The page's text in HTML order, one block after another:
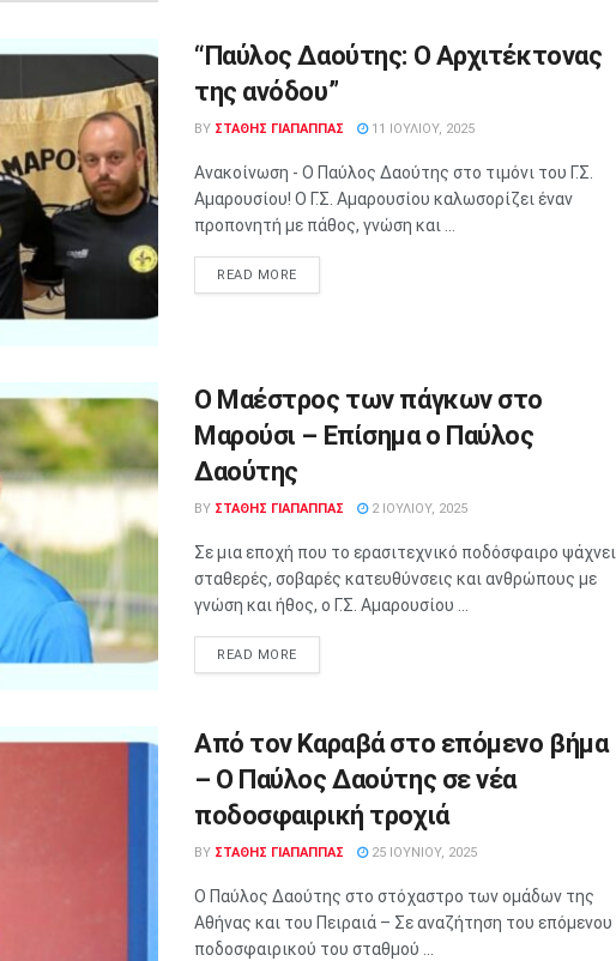
“Παύλος Δαούτης: Ο Αρχιτέκτονας
της ανόδου”
BY ΣΤΑΘΗΣ ΓΊΑΠΑΠΠΑΣ 11 ΙΟΥΛΊΟΥ, 2025
Ανακοίνωση - Ο Παύλος Δαούτης στο τιμόνι του Γ.Σ.
Αμαρουσίου! Ο Γ.Σ. Αμαρουσίου καλωσορίζει έναν
προπονητή με πάθος, γνώση και ...
READ MORE
Ο Μαέστρος των πάγκων στο
Μαρούσι – Επίσημα ο Παύλος
Δαούτης
BY ΣΤΑΘΗΣ ΓΊΑΠΑΠΠΑΣ 2 ΙΟΥΛΊΟΥ, 2025
Σε μια εποχή που το ερασιτεχνικό ποδόσφαιρο ψάχνει
σταθερές, σοβαρές κατευθύνσεις και ανθρώπους με
γνώση και ήθος, ο Γ.Σ. Αμαρουσίου ...
READ MORE
Από τον Καραβά στο επόμενο βήμα
– Ο Παύλος Δαούτης σε νέα
ποδοσφαιρική τροχιά
BY ΣΤΑΘΗΣ ΓΊΑΠΑΠΠΑΣ 25 ΙΟΥΝΊΟΥ, 2025
Ο Παύλος Δαούτης στο στόχαστρο των ομάδων της
Αθήνας και του Πειραιά – Σε αναζήτηση του επόμενου
ποδοσφαιρικού του σταθμού ...